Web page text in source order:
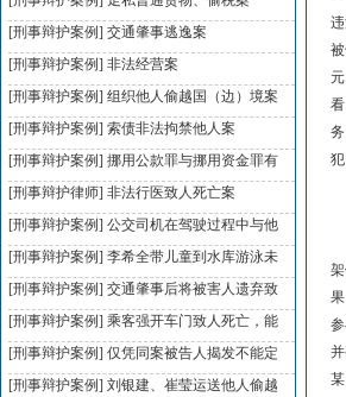
[刑事辩护案例] 交通肇事逃逸案
[刑事辩护案例] 非法经营案
[刑事辩护案例] 组织他人偷越国（边）境案
[刑事辩护案例] 索债非法拘禁他人案
[刑事辩护案例] 挪用公款罪与挪用资金罪有
[刑事辩护律师] 非法行医致人死亡案
[刑事辩护案例] 公交司机在驾驶过程中与他
[刑事辩护案例] 李希全带儿童到水库游泳未
[刑事辩护案例] 交通肇事后将被害人遗弃致
[刑事辩护案例] 乘客强开车门致人死亡，能
[刑事辩护案例] 仅凭同案被告人揭发不能定
[刑事辩护案例] 刘银建、崔莹运送他人偷越